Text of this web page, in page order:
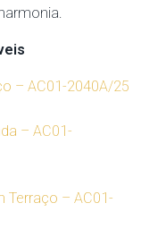
– AC01-2040A/25
– AC01-
Terraço – AC01-